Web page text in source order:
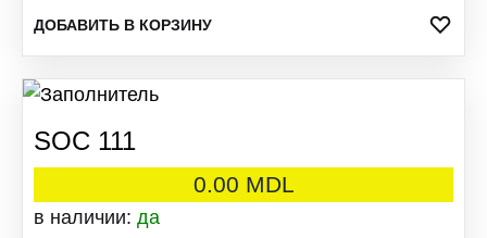
ДОБАВИТЬ В КОРЗИНУ
SOC 111
0.00 MDL
в наличии: да